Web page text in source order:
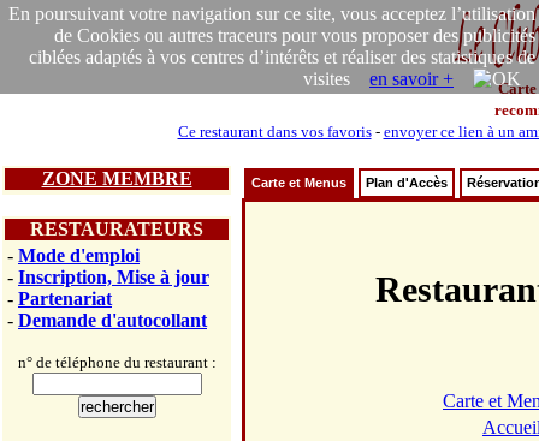
En poursuivant votre navigation sur ce site, vous acceptez l’utilisation
de Cookies ou autres traceurs pour vous proposer des publicités
ciblées adaptés à vos centres d’intérêts et réaliser des statistiques de
visites en savoir +
Carte
Ce restaurant dans vos favoris- envoyer ce lien à un
ZONE MEMBRE
RESTAURATEURS
- Mode d'emploi
- Inscription, Mise à jour
- Partenariat
- Demande d'autocollant
n° de téléphone du restaurant :
Carte et Menus Plan d'Accès
Carte et